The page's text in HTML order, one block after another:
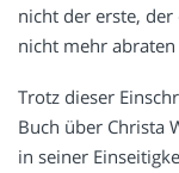
nicht der erste,
nicht mehr abraten
Trotz dieser
Buch über Christa
in seiner